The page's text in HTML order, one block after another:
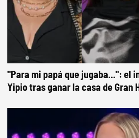
"Para mi papá que jugaba...": el
Yipio tras ganar la casa de Gran